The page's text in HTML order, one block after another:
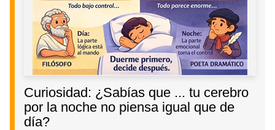
Curiosidad: ¿Sabías que ... tu cerebro
por la noche no piensa igual que de
día?